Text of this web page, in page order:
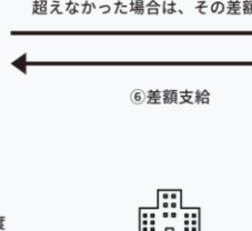
、給与に変動があった場合
業員が、引き続き育児休業に